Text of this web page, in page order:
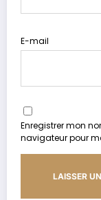
E-mail
Enregistrer mon
navigateur pour